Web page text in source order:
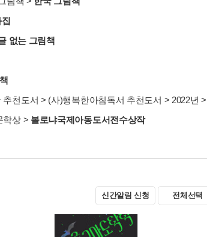
없는 그림책
추천도서 > (사)행복한아침독서 추천도서 > 2022년 >
학상> 볼로냐국제아동도서전수상작
신간알림 신청 전체선택